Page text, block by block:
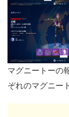
マグニートーの
ぞれのマグニー